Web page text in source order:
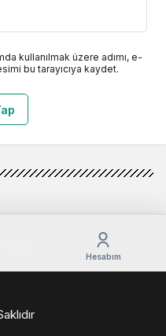
kullanılmak üzere adımı, e-
bu tarayıcıya kaydet.
Hesabım